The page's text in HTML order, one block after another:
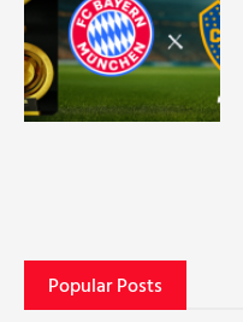
Popular Posts